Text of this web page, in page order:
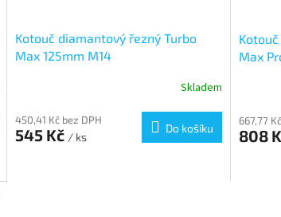
Kotouč diamantový řezný Turbo
Max 125mm M14
Skladem
450,41 Kč bez DPH
545 Kč / ks
Do košíku
Max
667,77
808